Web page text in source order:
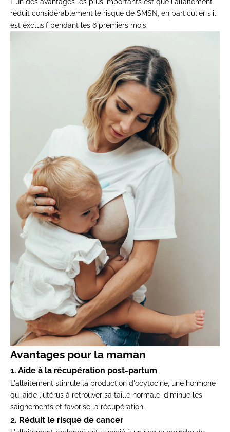
réduit considérablement le risque de SMSN, en particulier s'il
est exclusif pendant les 6 premiers mois.
Avantages pour la maman
1. Aide à la récupération post-partum
L'allaitement stimule la production d'ocytocine, une hormone
qui aide l'utérus à retrouver sa taille normale, diminue les
saignements et favorise la récupération.
2. Réduit le risque de cancer